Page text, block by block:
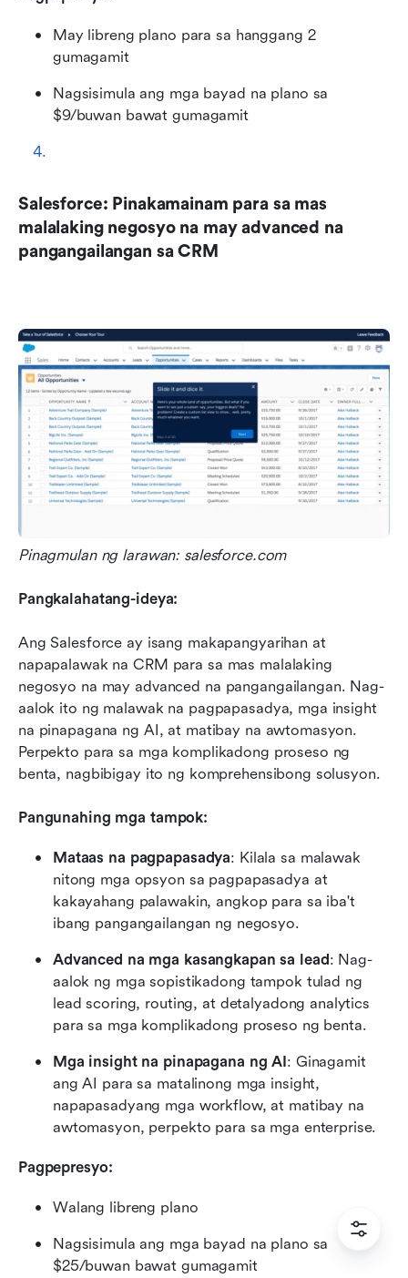
May libreng plano para sa hanggang 2
gumagamit
Nagsisimula ang mga bayad na plano sa
$9/buwan bawat gumagamit
Salesforce: Pinakamainam para sa mas
malalaking negosyo na may advanced na
pangangailangan sa CRM
Pinagmulan ng larawan: salesforce.com
Pangkalahatang-ideya:
Ang Salesforce ay isang makapangyarihan at
napapalawak na CRM para sa mas malalaking
negosyo na may advanced na pangangailangan. Nag-
aalok ito ng malawak na pagpapasadya, mga insight
na pinapagana ng AI, at matibay na awtomasyon.
Perpekto para sa mga komplikadong proseso ng
benta, nagbibigay ito ng komprehensibong solusyon.
Pangunahing mga tampok:
Mataas na pagpapasadya: Kilala sa malawak
nitong mga opsyon sa pagpapasadya at
kakayahang palawakin, angkop para sa iba't
ibang pangangailangan ng negosyo.
Advanced na mga kasangkapan sa lead: Nag-
aalok ng mga sopistikadong tampok tulad ng
lead scoring, routing, at detalyadong analytics
para sa mga komplikadong proseso ng benta.
Mga insight na pinapagana ng AI: Ginagamit
ang AI para sa matalinong mga insight,
napapasadyang mga workflow, at matibay na
awtomasyon, perpekto para sa mga enterprise.
Pagpepresyo:
Walang libreng plano
Nagsisimula ang mga bayad na plano sa
$25/buwan bawat gumagamit